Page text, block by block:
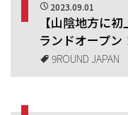
2023.09.01
【山陰地方に
ランドオープン
9ROUND JAPAN